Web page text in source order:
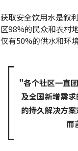
获取安全饮用水是叙
区98%的民众和农村
仅有50%的供水和环
"各个社区一直
及全国新增需
的持久解决方
而